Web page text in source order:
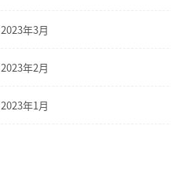
2023年3月
2023年2月
2023年1月